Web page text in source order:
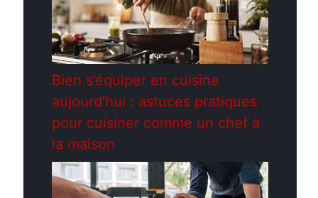
Bien s’équiper en cuisine
aujourd’hui : astuces pratiques
pour cuisiner comme un chef à
la maison